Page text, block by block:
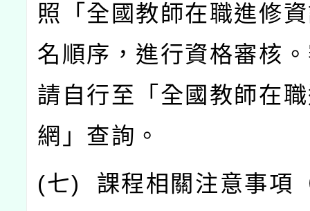
照「全國教師在職進修
名順序，進行資格審核
請自行至「全國教師在
網」查詢。
(七) 課程相關注意事項